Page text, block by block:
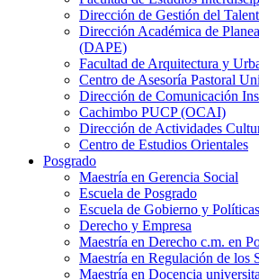
Dirección de Gestión del
Dirección Académica de
(DAPE)
Facultad de Arquitectura y
Centro de Asesoría Pastoral
Dirección de Comunicación
Cachimbo PUCP (OCAI)
Dirección de Actividades
Centro de Estudios Orientales
Posgrado
Maestría en Gerencia Social
Escuela de Posgrado
Escuela de Gobierno y
Derecho y Empresa
Maestría en Derecho c.m. en
Maestría en Regulación de los
Maestría en Docencia